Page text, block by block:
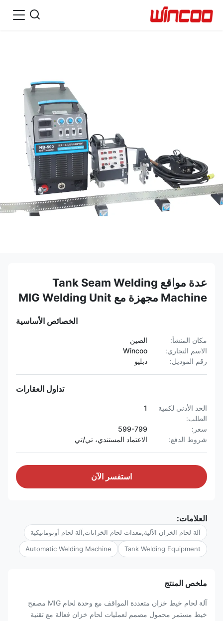
عدة مواقع Tank Seam Welding
Machine مجهزة مع MIG Welding Unit
الخصائص الأساسية
مكان المنشأ:
الصين
الاسم التجاري:
Wincoo
رقم الموديل:
دبليو
تداول العقارات
الحد الأدنى لكمية
الطلب:
1
سعر:
599-799
شروط الدفع:
الاعتماد المستندي، تي/تي
استفسر الآن
العلامات:
آلة لحام الخزان الآلية,معدات لحام الخزانات,آلة لحام أوتوماتيكية
Tank Welding Equipment
Automatic Welding Machine
ملخص المنتج
آلة لحام خيط خزان متعددة المواقف مع وحدة لحام MIG مصفح
خيط مستمر محمول مصمم لعمليات لحام خزان فعالة مع تقنية